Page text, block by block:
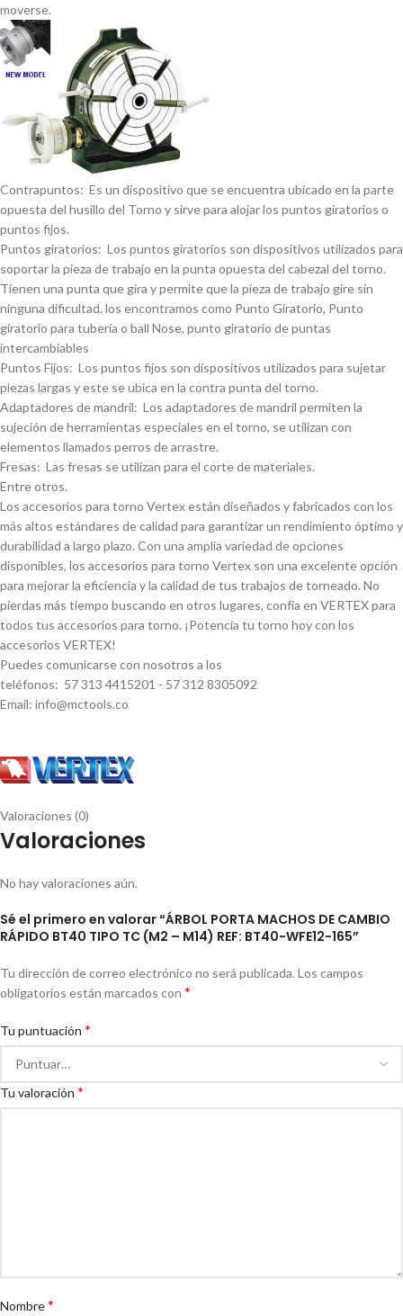
moverse.
Contrapuntos: Es un dispositivo que se encuentra ubicado en la parte
opuesta del husillo del Torno y sirve para alojar los puntos giratorios o
puntos fijos.
Puntos giratorios: Los puntos giratorios son dispositivos utilizados para
soportar la pieza de trabajo en la punta opuesta del cabezal del torno.
Tienen una punta que gira y permite que la pieza de trabajo gire sin
ninguna dificultad. los encontramos como Punto Giratorio, Punto
giratorio para tuberí­a o ball Nose, punto giratorio de puntas
intercambiables
Puntos Fijos: Los puntos fijos son dispositivos utilizados para sujetar
piezas largas y este se ubica en la contra punta del torno.
Adaptadores de mandril: Los adaptadores de mandril permiten la
sujeción de herramientas especiales en el torno, se utilizan con
elementos llamados perros de arrastre.
Fresas: Las fresas se utilizan para el corte de materiales.
Entre otros.
Los accesorios para torno Vertex están diseñados y fabricados con los
más altos estándares de calidad para garantizar un rendimiento óptimo y
durabilidad a largo plazo. Con una amplia variedad de opciones
disponibles, los accesorios para torno Vertex son una excelente opción
para mejorar la eficiencia y la calidad de tus trabajos de torneado. No
pierdas más tiempo buscando en otros lugares, confí­a en VERTEX para
todos tus accesorios para torno. ¡Potencia tu torno hoy con los
accesorios VERTEX!
Puedes comunicarse con nosotros a los
teléfonos: 57 313 4415201 - 57 312 8305092
Email: info@mctools.co
Valoraciones (0)
Valoraciones
No hay valoraciones aún.
Sé el primero en valorar “ÁRBOL PORTA MACHOS DE CAMBIO
RÁPIDO BT40 TIPO TC (M2 – M14) REF: BT40-WFE12-165”
Tu dirección de correo electrónico no será publicada. Los campos
obligatorios están marcados con *
Tu puntuación *
Tu valoración *
Nombre*